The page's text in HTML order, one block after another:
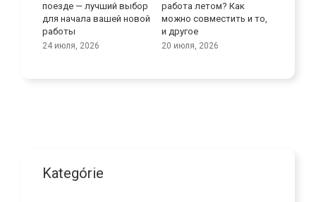
поезде — лучший выбор
для начала вашей новой
работы
24 июля, 2026
работа летом? Как
можно совместить и то,
и другое
20 июля, 2026
Kategórie